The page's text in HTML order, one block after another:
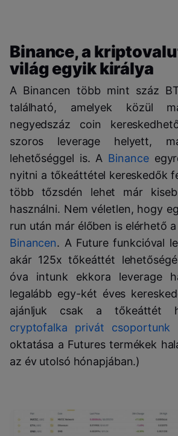
Binance, a
világ egyik királya
A Binancen több mint száz
található, amelyek közül
negyedszáz coin
szoros leverage helyett,
lehetőséggel is. A Binance
nyitni a tőkeáttétel kereskedők
több tőzsdén lehet már
használni. Nem véletlen, hogy
run után már élőben is elérhető a
Binancen. A Future funkcióval
akár 125x tőkeáttét
óva intunk ekkora leverage
legalább egy-két éves
ajánljuk csak a tőkeáttét
cryptofalka privát csoportunk
oktatása a Futures termékek
az év utolsó hónapjában.)